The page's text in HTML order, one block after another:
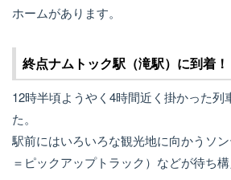
ホームがあります。
終点ナムトック駅（滝駅）に到着！
12時半頃ようやく4時間近く掛かった列
た。
駅前にはいろいろな観光地に向かうソ
＝ピックアップトラック）などが待ち構